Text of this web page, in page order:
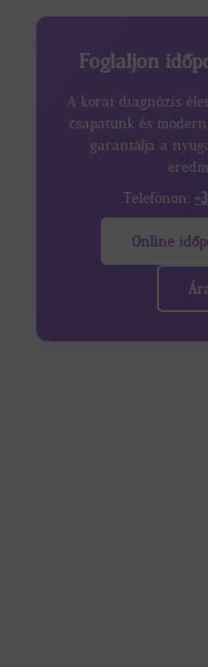
Foglaljon
A korai diagnózis
csapatunk és
garantálja a
Telefonon:
Online